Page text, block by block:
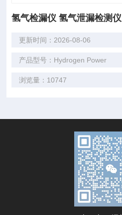
氢气检漏仪 氢气泄漏检测仪
更新时间：2026-08-06
产品型号：Hydrogen Power
浏览量：10747